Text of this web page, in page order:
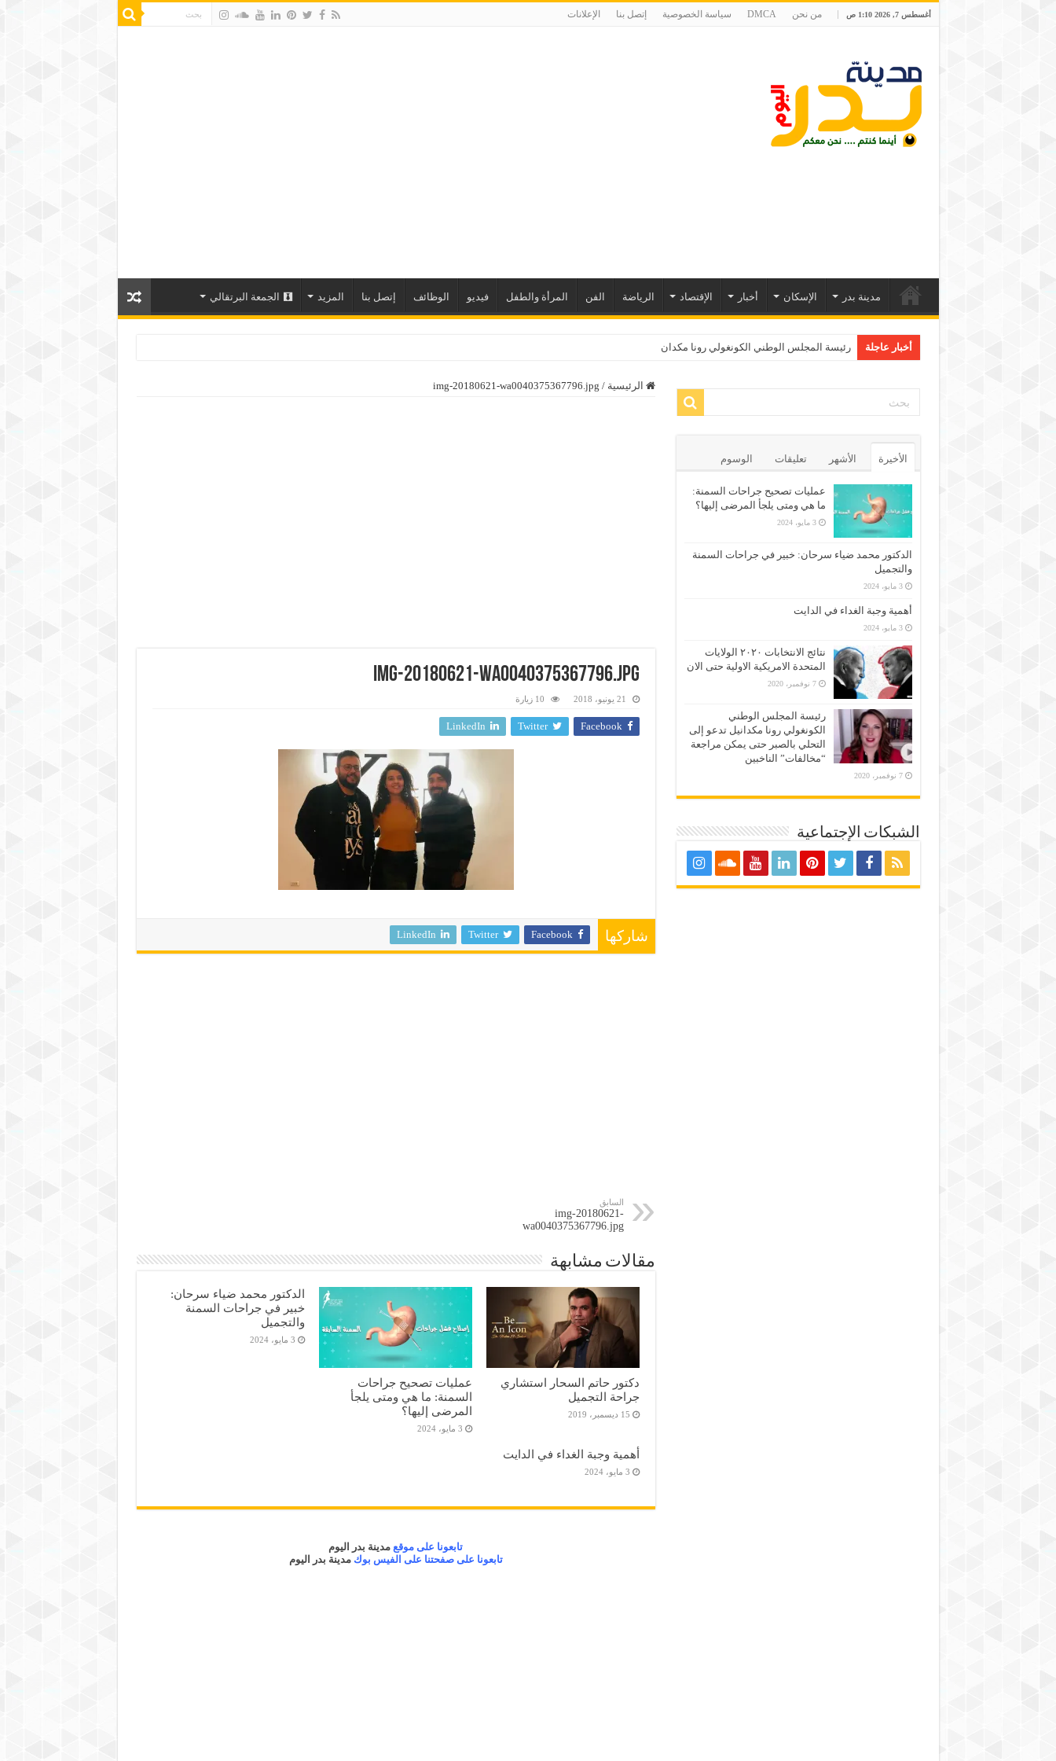
أغسطس 7, 2026 1:10 ص من نحن DMCA سياسة الخصوصية إتصل بنا الإعلانات
مدينة بدر الإسكان أخبار الإقتصاد الرياضة الفن المرأة والطفل فيديو الوظائف إتصل بنا المزيد الجمعة البرتقالي
أخبار عاجلة رئيسة المجلس الوطني الكونغولي رونا مكدانيل تدعو إلى التحل
الرئيسية /
img-20180621-wa0040375367796.jpg
img-20180621-wa0040375367796.jpg
21 يونيو، 2018 10 زيارة
Facebook
Twitter
LinkedIn
شاركها Facebook
Twitter
LinkedIn
السابق
img-20180621-
wa0040375367796.jpg
مقالات مشابهة
دكتور حاتم السحار استشاري
جراحة التجميل
15 ديسمبر، 2019
عمليات تصحيح جراحات
السمنة: ما هي ومتى يلجأ
المرضى إليها؟
3 مايو، 2024
الدكتور محمد ضياء سرحان:
خبير في جراحات السمنة
والتجميل
3 مايو، 2024
أهمية وجبة الغداء في الدايت
3 مايو، 2024
تابعونا على موقع مدينة بدر اليوم
تابعونا على صفحتنا على الفيس بوكمدينة بدر اليوم
الأخيرة الأشهر تعليقات الوسوم
عمليات تصحيح جراحات السمنة:
ما هي ومتى يلجأ المرضى إليها؟
3 مايو، 2024
الدكتور محمد ضياء سرحان: خبير في جراحات السمنة
والتجميل
3 مايو، 2024
أهمية وجبة الغداء في الدايت
3 مايو، 2024
نتائج الانتخابات ٢٠٢٠ الولايات
المتحدة الامريكية الاولية حتى الان
7 نوفمبر، 2020
رئيسة المجلس الوطني
الكونغولي رونا مكدانيل تدعو إلى
التحلي بالصبر حتى يمكن مراجعة
“مخالفات” الناخبين
7 نوفمبر، 2020
الشبكات الإجتماعية